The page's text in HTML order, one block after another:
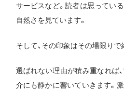
サービスなど。読者は思ってい
自然さを見ています。
そして、その印象はその場限りで
選ばれない理由が積み重なれば
介にも静かに響いていきます。